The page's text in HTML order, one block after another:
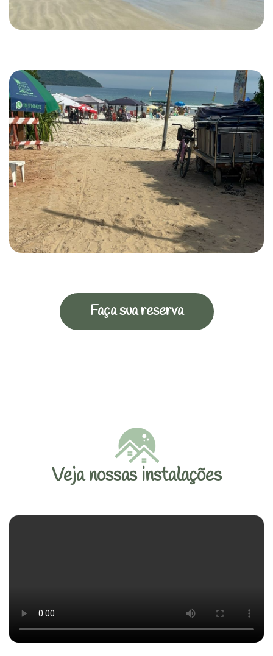
Faça sua reserva
Veja nossas instalações